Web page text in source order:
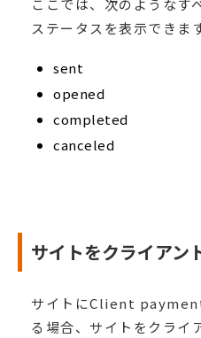
ここでは、次のようなす
ステータスを表示できます
sent
opened
completed
canceled
サイトをクライアン
サイトにClient
る場合、サイトをクライ